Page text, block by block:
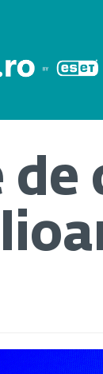
de